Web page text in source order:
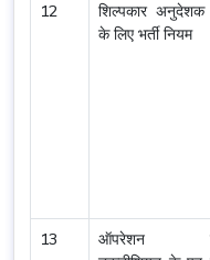
12
शिल्पकार
के लिए भर्ती नियम
13
ऑपरेशन